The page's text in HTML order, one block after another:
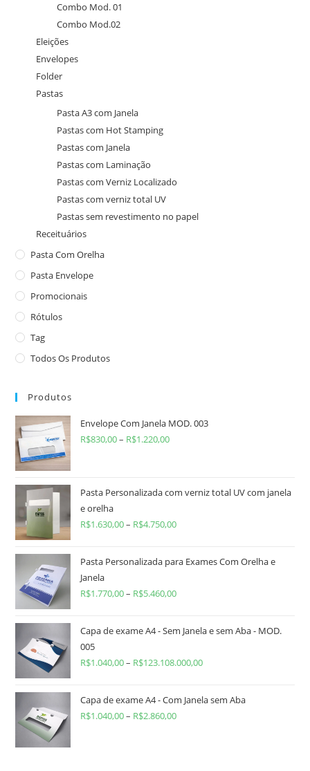
Combo Mod. 01
Combo Mod.02
Eleições
Envelopes
Folder
Pastas
Pasta A3 com Janela
Pastas com Hot Stamping
Pastas com Janela
Pastas com Laminação
Pastas com Verniz Localizado
Pastas com verniz total UV
Pastas sem revestimento no papel
Receituários
Pasta Com Orelha
Pasta Envelope
Promocionais
Rótulos
Tag
Todos Os Produtos
Produtos
Envelope Com Janela MOD. 003
R$830,00– R$1.220,00
Pasta Personalizada com verniz total UV com janela
e orelha
R$1.630,00– R$4.750,00
Pasta Personalizada para Exames Com Orelha e
Janela
R$1.770,00– R$5.460,00
Capa de exame A4 - Sem Janela e sem Aba - MOD.
005
R$1.040,00– R$123.108.000,00
Capa de exame A4 - Com Janela sem Aba
R$1.040,00– R$2.860,00